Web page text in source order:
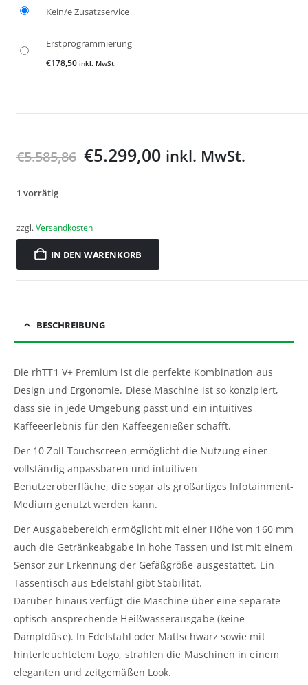
Kein/e Zusatzservice
Erstprogrammierung
€178,50 inkl. MwSt.
€5.585,86 €5.299,00 inkl. MwSt.
1 vorrätig
zzgl. Versandkosten
IN DEN WARENKORB
BESCHREIBUNG
Die rhTT1 V+ Premium ist die perfekte Kombination aus
Design und Ergonomie. Diese Maschine ist so konzipiert,
dass sie in jede Umgebung passt und ein intuitives
Kaffeeerlebnis für den Kaffeegenießer schafft.
Der 10 Zoll-Touchscreen ermöglicht die Nutzung einer
vollständig anpassbaren und intuitiven
Benutzeroberfläche, die sogar als großartiges Infotainment-
Medium genutzt werden kann.
Der Ausgabebereich ermöglicht mit einer Höhe von 160 mm
auch die Getränkeabgabe in hohe Tassen und ist mit einem
Sensor zur Erkennung der Gefäßgröße ausgestattet. Ein
Tassentisch aus Edelstahl gibt Stabilität.
Darüber hinaus verfügt die Maschine über eine separate
optisch ansprechende Heißwasserausgabe (keine
Dampfdüse). In Edelstahl oder Mattschwarz sowie mit
hinterleuchtetem Logo, strahlen die Maschinen in einem
eleganten und zeitgemäßen Look.